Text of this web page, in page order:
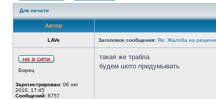
Для печати
Автор
LAVe Заголовок сообщения: Re: Жалоба на
Борец
Зарегистрирован: 06 окт
2010, 17:45
Сообщений: 8757
такая же трабла
будем шото придумывать